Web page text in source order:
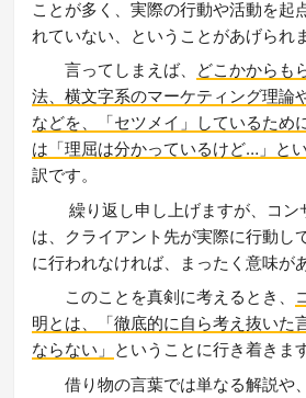
ことが多く、実際の行動や活動を起
れていない、ということがあげられ
言ってしまえば、 どこかからも
法、横文字系のマーケティング理論
などを、「セツメイ」しているため
は「理屈は分かっているけど…」と
訳です。
繰り返し申し上げますが、コン
は、クライアント先が実際に行動し
に行われなければ、まったく意味が
このことを真剣に考えるとき、
明とは、「徹底的に自ら考え抜いた
ならない」 ということに行き着きます
借り物の言葉では単なる解説や